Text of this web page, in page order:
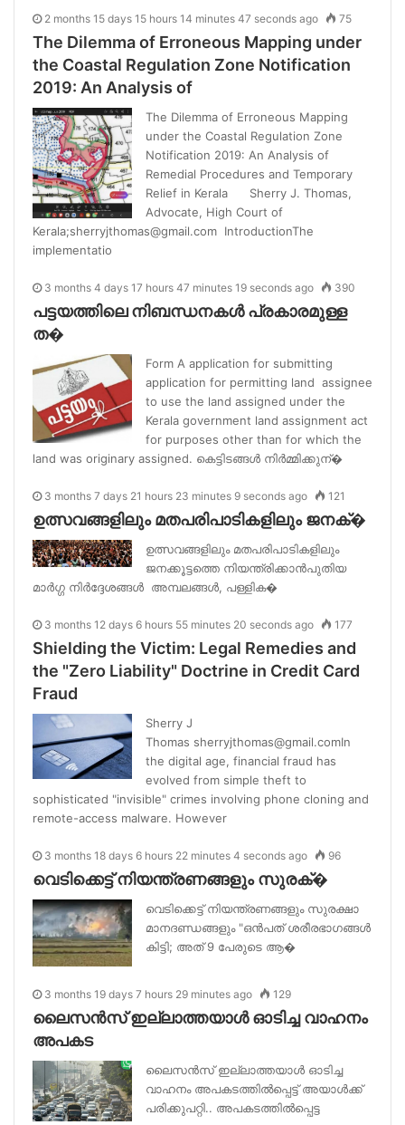
2 months 15 days 15 hours 14 minutes 47 seconds ago 75
The Dilemma of Erroneous Mapping under
the Coastal Regulation Zone Notification
2019: An Analysis of
The Dilemma of Erroneous Mapping
under the Coastal Regulation Zone
Notification 2019: An Analysis of
Remedial Procedures and Temporary
Relief in Kerala Sherry J. Thomas,
Advocate, High Court of
Kerala;sherryjthomas@gmail.com IntroductionThe
implementatio
3 months 4 days 17 hours 47 minutes 19 seconds ago 390
പട്ടയത്തിലെ നിബന്ധനകൾ പ്രകാരമുള്ള
ത�
Form A application for submitting
application for permitting land assignee
to use the land assigned under the
Kerala government land assignment act
for purposes other than for which the
land was originary assigned. കെട്ടിടങ്ങൾ നിർമ്മിക്കുന്�
3 months 7 days 21 hours 23 minutes 9 seconds ago 121
ഉത്സവങ്ങളിലും മതപരിപാടികളിലും ജനക്�
ഉത്സവങ്ങളിലും മതപരിപാടികളിലും
ജനക്കൂട്ടത്തെ നിയന്ത്രിക്കാൻപുതിയ
മാർഗ്ഗ നിർദ്ദേശങ്ങൾ അമ്പലങ്ങൾ, പള്ളിക�
3 months 12 days 6 hours 55 minutes 20 seconds ago 177
Shielding the Victim: Legal Remedies and
the "Zero Liability" Doctrine in Credit Card
Fraud
Sherry J
Thomas sherryjthomas@gmail.comIn
the digital age, financial fraud has
evolved from simple theft to
sophisticated "invisible" crimes involving phone cloning and
remote-access malware. However
3 months 18 days 6 hours 22 minutes 4 seconds ago 96
വെടിക്കെട്ട് നിയന്ത്രണങ്ങളും സുരക്�
വെടിക്കെട്ട് നിയന്ത്രണങ്ങളും സുരക്ഷാ
മാനദണ്ഡങ്ങളും "ഒൻപത് ശരീരഭാഗങ്ങൾ
കിട്ടി; അത് 9 പേരുടെ ആ�
3 months 19 days 7 hours 29 minutes ago 129
ലൈസൻസ് ഇല്ലാത്തയാൾ ഓടിച്ച വാഹനം
അപകട
ലൈസൻസ് ഇല്ലാത്തയാൾ ഓടിച്ച
വാഹനം അപകടത്തിൽപ്പെട്ട് അയാൾക്ക്
പരിക്കുപറ്റി.. അപകടത്തിൽപ്പെട്ട